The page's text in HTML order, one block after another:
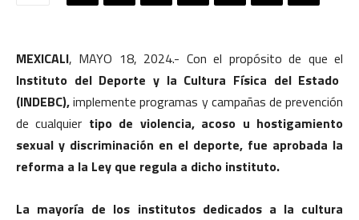
MEXICALI, MAYO 18, 2024.- Con el propósito de que el
Instituto del Deporte y la Cultura Física del Estado
(INDEBC),implemente programas y campañas de prevención
de cualquier tipo de violencia, acoso u hostigamiento
sexual y discriminación en el deporte, fue aprobada la
reforma a la Ley que regula a dicho instituto.
La mayoría de los institutos dedicados a la cultura